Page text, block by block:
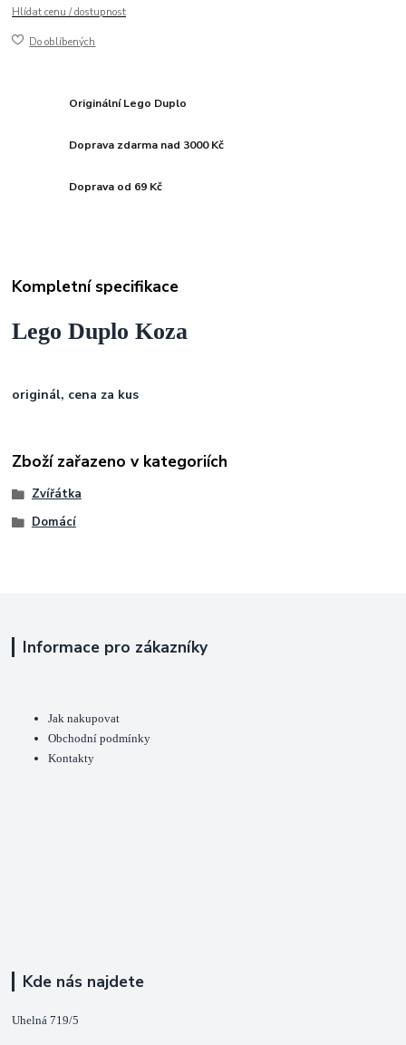
Hlídat cenu / dostupnost
Do oblíbených
Originální Lego Duplo
Doprava zdarma nad 3000 Kč
Doprava od 69 Kč
Kompletní specifikace
Lego Duplo Koza
originál, cena za kus
Zboží zařazeno v kategoriích
Zvířátka
Domácí
Informace pro zákazníky
Jak nakupovat
Obchodní podmínky
Kontakty
Kde nás najdete
Uhelná 719/5